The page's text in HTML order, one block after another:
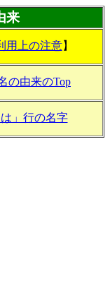
来
用上の注意】
の由来のTop
は」行の名字